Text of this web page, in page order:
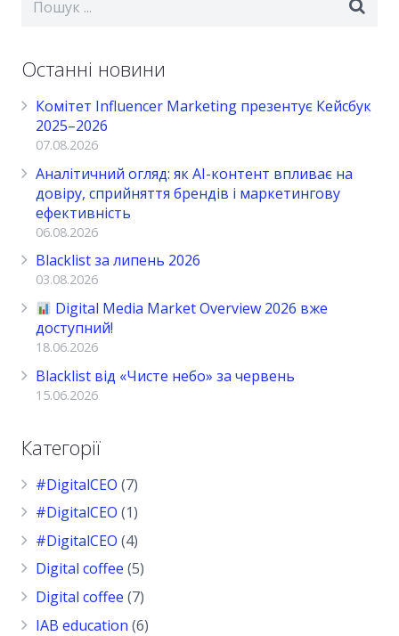
Останні новини
Комітет Influencer Marketing презентує Кейсбук
2025–2026
07.08.2026
Аналітичний огляд: як AI-контент впливає на
довіру, сприйняття брендів і маркетингову
ефективність
06.08.2026
Blacklist за липень 2026
03.08.2026
Digital Media Market Overview 2026 вже
доступний!
18.06.2026
Blacklist від «Чисте небо» за червень
15.06.2026
Категорії
#DigitalCEO (7)
#DigitalCEO (1)
#DigitalCEO (4)
Digital coffee (5)
Digital coffee (7)
IAB education (6)